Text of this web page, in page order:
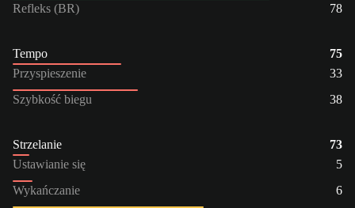
Refleks (BR)
78
Tempo
75
Przyspieszenie
33
Szybkość biegu
38
Strzelanie
73
Ustawianie się
5
Wykańczanie
6